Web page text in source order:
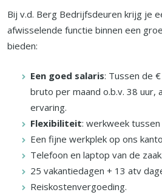
Bij v.d. Berg Bedrijfsdeuren krijg je
afwisselende functie binnen een
bieden:
Een goed salaris: Tussen de
bruto per maand o.b.v. 38 uur,
ervaring.
Flexibiliteit: werkweek
Een fijne werkplek op ons
Telefoon en laptop van de zaak.
25 vakantiedagen + 13 atv
Reiskostenvergoeding.